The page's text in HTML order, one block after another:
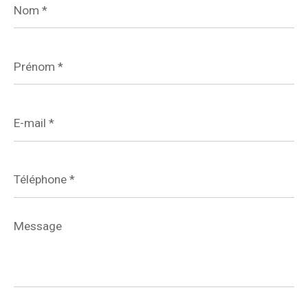
*
*
mail
*
*
Message
*